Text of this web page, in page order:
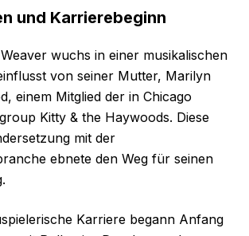
und Karrierebeginn
wuchs in einer musikalischen
von seiner Mutter, Marilyn
einem Mitglied der in Chicago
Kitty & the Haywoods. Diese
mit der
ebnete den Weg für seinen
Karriere begann Anfang